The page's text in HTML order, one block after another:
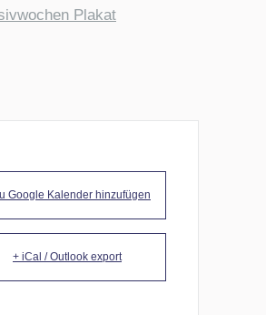
Plakat
Google Kalender hinzufügen
+ iCal / Outlook export